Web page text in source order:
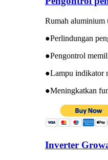
Rumah aluminium
●Perlindungan
●Pengontrol
●Lampu indikator
●Meningkatkan
Inverter